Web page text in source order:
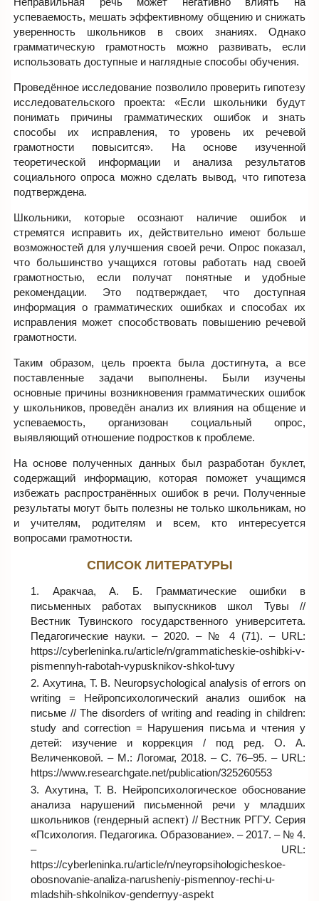
успеваемость, мешать эффективному общению и снижать
уверенность школьников в своих знаниях. Однако
грамматическую грамотность можно развивать, если
использовать доступные и наглядные способы обучения.
Проведённое исследование позволило проверить гипотезу
исследовательского проекта: «Если школьники будут
понимать причины грамматических ошибок и знать
способы их исправления, то уровень их речевой
грамотности повысится». На основе изученной
теоретической информации и анализа результатов
социального опроса можно сделать вывод, что гипотеза
подтверждена.
Школьники, которые осознают наличие ошибок и
стремятся исправить их, действительно имеют больше
возможностей для улучшения своей речи. Опрос показал,
что большинство учащихся готовы работать над своей
грамотностью, если получат понятные и удобные
рекомендации. Это подтверждает, что доступная
информация о грамматических ошибках и способах их
исправления может способствовать повышению речевой
грамотности.
Таким образом, цель проекта была достигнута, а все
поставленные задачи выполнены. Были изучены
основные причины возникновения грамматических ошибок
у школьников, проведён анализ их влияния на общение и
успеваемость, организован социальный опрос,
выявляющий отношение подростков к проблеме.
На основе полученных данных был разработан буклет,
содержащий информацию, которая поможет учащимся
избежать распространённых ошибок в речи. Полученные
результаты могут быть полезны не только школьникам, но
и учителям, родителям и всем, кто интересуется
вопросами грамотности.
СПИСОК ЛИТЕРАТУРЫ
Аракчаа, А. Б. Грамматические ошибки в
письменных работах выпускников школ Тувы //
Вестник Тувинского государственного университета.
Педагогические науки. – 2020. – № 4 (71). – URL:
https://cyberleninka.ru/article/n/grammaticheskie-oshibki-v-
pismennyh-rabotah-vypusknikov-shkol-tuvy
Ахутинa, Т. В. Neuropsychological analysis of errors on
writing = Нейропсихологический анализ ошибок на
письме // The disorders of writing and reading in children:
study and correction = Нарушения письма и чтения у
детей: изучение и коррекция / под ред. О. А.
Величенковой. – М.: Логомаг, 2018. – С. 76–95. – URL:
https://www.researchgate.net/publication/325260553
Ахутина, Т. В. Нейропсихологическое обоснование
анализа нарушений письменной речи у младших
школьников (гендерный аспект) // Вестник РГГУ. Серия
«Психология. Педагогика. Образование». – 2017. – № 4.
– URL:
https://cyberleninka.ru/article/n/neyropsihologicheskoe-
obosnovanie-analiza-narusheniy-pismennoy-rechi-u-
mladshih-shkolnikov-gendernyy-aspekt